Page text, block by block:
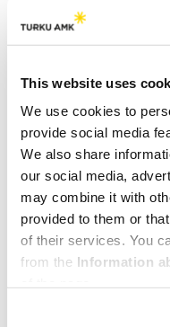
This website uses
We use cookies to
provide social media
We also share
our social media,
may combine it with
provided to them or
of their services. You
from the Information
D.Sc., Pirjo Heikkilä,
VTT Technical Research
pirjo.heikkila@vtt.fi
Voit katsoa esityksen diat